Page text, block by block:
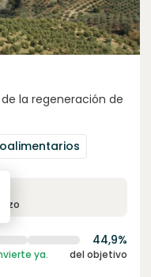
la regeneración de
plazo
44,9%
ya. del objetivo